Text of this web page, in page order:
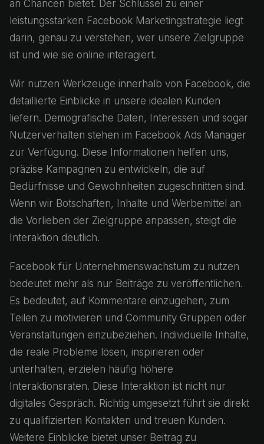
an Chancen bietet. Der Schlüssel zu einer
leistungsstarken Facebook Marketingstrategie liegt
darin, genau zu verstehen, wer unsere Zielgruppe
ist und wie sie online interagiert.
Wir nutzen Werkzeuge innerhalb von Facebook, die
detaillierte Einblicke in unsere idealen Kunden
liefern. Demografische Daten, Interessen und sogar
Nutzerverhalten stehen im Facebook Ads Manager
zur Verfügung. Diese Informationen helfen uns,
präzise Kampagnen zu entwickeln, die auf
Bedürfnisse und Gewohnheiten zugeschnitten sind.
Wenn wir Botschaften, Inhalte und Werbemittel an
die Vorlieben der Zielgruppe anpassen, steigt die
Interaktion deutlich.
Facebook für Unternehmenswachstum zu nutzen
bedeutet mehr als nur Beiträge zu veröffentlichen.
Es bedeutet, auf Kommentare einzugehen, zum
Teilen zu motivieren und Community Gruppen oder
Veranstaltungen einzubeziehen. Individuelle Inhalte,
die reale Probleme lösen, inspirieren oder
unterhalten, erzielen häufig höhere
Interaktionsraten. Diese Interaktion ist nicht nur
digitales Gespräch. Richtig umgesetzt führt sie direkt
zu qualifizierten Kontakten und treuen Kunden.
Weitere Einblicke bietet unser Beitrag zu